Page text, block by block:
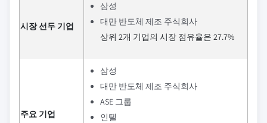
시장 선두 기업
삼성
대만 반도체 제조 주식회사
상위 2개 기업의 시장 점유율은 27.7%
주요 기업
삼성
대만 반도체 제조 주식회사
ASE 그룹
인텔